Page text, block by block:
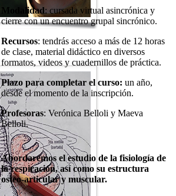
Modalidad: cursada virtual asincrónica y
cierre con un encuentro grupal sincrónico.
Recursos: tendrás acceso a más de 12 horas
de clase, material didáctico en diversos
formatos, videos y cuadernillos de práctica.
Plazo para completar el curso: un año,
desde el momento de la inscripción.
Profesoras: Verónica Belloli y Maeva
Belloli.
Abordaremos el estudio de la fisiología de
la respiración, así como su estructura
osteo-articular y muscular.